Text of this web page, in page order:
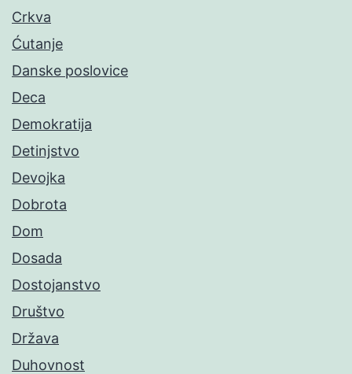
Crkva
Ćutanje
Danske poslovice
Deca
Demokratija
Detinjstvo
Devojka
Dobrota
Dom
Dosada
Dostojanstvo
Društvo
Država
Duhovnost